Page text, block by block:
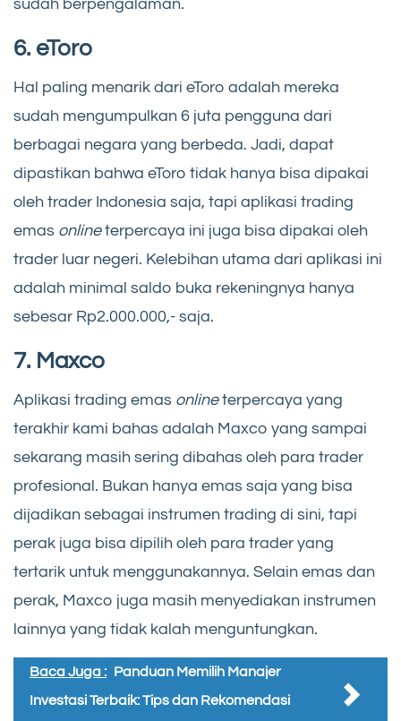
sudah berpengalaman.
6. eToro
Hal paling menarik dari eToro adalah mereka
sudah mengumpulkan 6 juta pengguna dari
berbagai negara yang berbeda. Jadi, dapat
dipastikan bahwa eToro tidak hanya bisa dipakai
oleh trader Indonesia saja, tapi aplikasi trading
emas onlineterpercaya ini juga bisa dipakai oleh
trader luar negeri. Kelebihan utama dari aplikasi ini
adalah minimal saldo buka rekeningnya hanya
sebesar Rp2.000.000,- saja.
7. Maxco
Aplikasi trading emas onlineterpercaya yang
terakhir kami bahas adalah Maxco yang sampai
sekarang masih sering dibahas oleh para trader
profesional. Bukan hanya emas saja yang bisa
dijadikan sebagai instrumen trading di sini, tapi
perak juga bisa dipilih oleh para trader yang
tertarik untuk menggunakannya. Selain emas dan
perak, Maxco juga masih menyediakan instrumen
lainnya yang tidak kalah menguntungkan.
Baca Juga : Panduan Memilih Manajer
Investasi Terbaik: Tips dan Rekomendasi